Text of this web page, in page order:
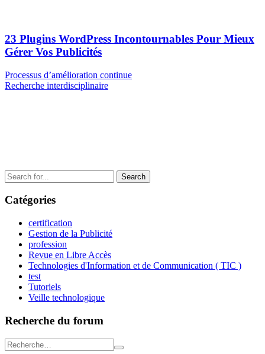
23 Plugins WordPress Incontournables Pour Mieux
Gérer Vos Publicités
Navigation
de
Previous
Post
Processus d’amélioration continue
Next
Recherche interdisciplinaire
Search
for:
Catégories
certification
Gestion de la Publicité
profession
Revue en Libre Accès
Technologies d'Information et de Communication ( TIC )
test
Tutoriels
Veille technologique
Recherche du forum